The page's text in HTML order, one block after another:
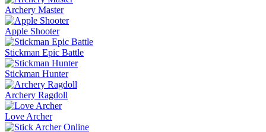
Archery Master
Apple Shooter
Stickman Epic Battle
Stickman Hunter
Archery Ragdoll
Love Archer